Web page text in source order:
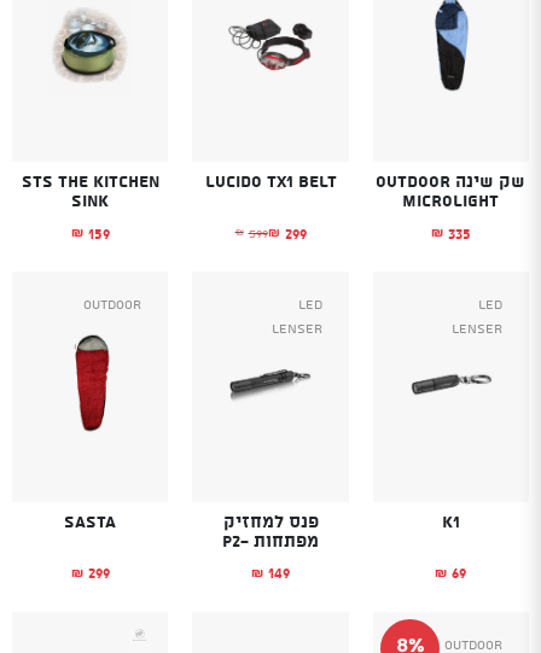
שק שינה OUTDOOR
Microlight
₪ 335
Lucido TX1 belt
₪ 599
המחיר המקורי היה: ₪599.₪ 299 המחיר הנוכחי הוא: ₪299.
STS The Kitchen
Sink
₪ 159
Led
Lenser
K1
₪ 69
Led
Lenser
פנס למחזיק
מפתחות -P2
₪ 149
Outdoor
Sasta
₪ 299
8% Outdoor